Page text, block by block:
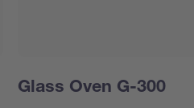
Glass Oven G-300